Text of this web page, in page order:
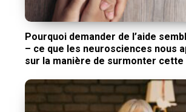
Pourquoi demander de l’aide
– ce que les neurosciences nous
sur la manière de surmonter